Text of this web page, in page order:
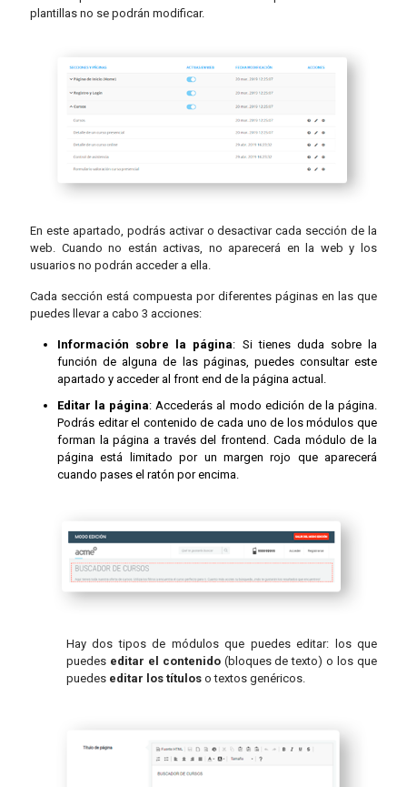
plantillas no se podrán modificar.
En este apartado, podrás activar o desactivar cada sección de la
web. Cuando no están activas, no aparecerá en la web y los
usuarios no podrán acceder a ella.
Cada sección está compuesta por diferentes páginas en las que
puedes llevar a cabo 3 acciones:
Información sobre la página: Si tienes duda sobre la
función de alguna de las páginas, puedes consultar este
apartado y acceder al front end de la página actual.
Editar la página: Accederás al modo edición de la página.
Podrás editar el contenido de cada uno de los módulos que
forman la página a través del frontend. Cada módulo de la
página está limitado por un margen rojo que aparecerá
cuando pases el ratón por encima.
Hay dos tipos de módulos que puedes editar: los que
puedes editar el contenido (bloques de texto) o los que
puedes editar los títulos o textos genéricos.